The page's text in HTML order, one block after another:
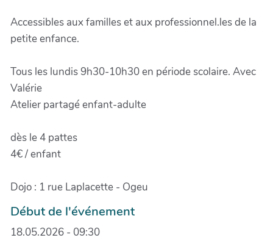
Accessibles aux familles et aux professionnel.les de la
petite enfance.
Tous les lundis 9h30-10h30 en période scolaire. Avec
Valérie
Atelier partagé enfant-adulte
dès le 4 pattes
4€ / enfant
Dojo : 1 rue Laplacette - Ogeu
Début de l'événement
18.05.2026 - 09:30